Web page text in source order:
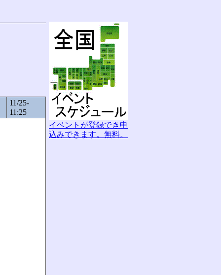
11/25-
11:25
イベントが登録でき申
込みできます。無料。